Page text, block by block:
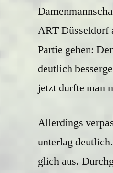
ART Düsseldorf
Partie gehen:
deutlich
jetzt durfte man
Allerdings
unterlag
glich aus.